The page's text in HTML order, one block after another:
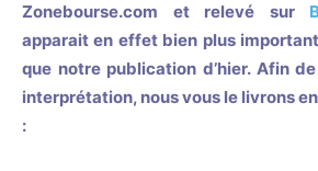
Zonebourse.com et relevé sur
apparait en effet bien plus
que notre publication d’hier. Afin
interprétation, nous vous le livrons
: